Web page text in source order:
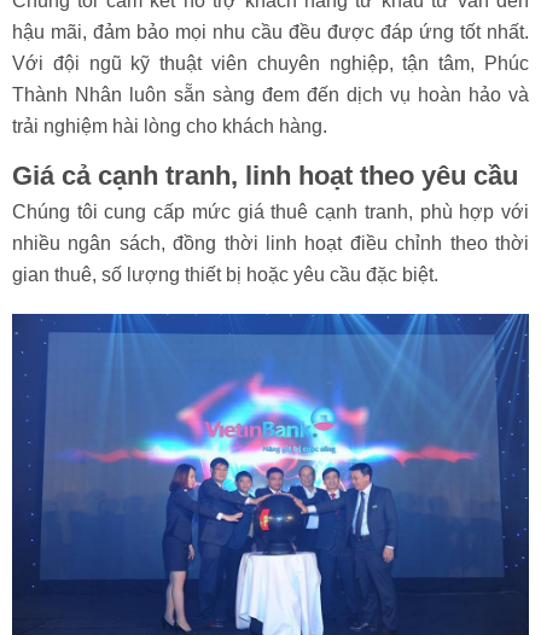
hàng.
Chính sách hỗ trợ khách hàng tận tình
Chúng tôi cam kết hỗ trợ khách hàng từ khâu tư vấn đến
hậu mãi, đảm bảo mọi nhu cầu đều được đáp ứng tốt nhất.
Với đội ngũ kỹ thuật viên chuyên nghiệp, tận tâm, Phúc
Thành Nhân luôn sẵn sàng đem đến dịch vụ hoàn hảo và
trải nghiệm hài lòng cho khách hàng.
Giá cả cạnh tranh, linh hoạt theo yêu cầu
Chúng tôi cung cấp mức giá thuê cạnh tranh, phù hợp với
nhiều ngân sách, đồng thời linh hoạt điều chỉnh theo thời
gian thuê, số lượng thiết bị hoặc yêu cầu đặc biệt.